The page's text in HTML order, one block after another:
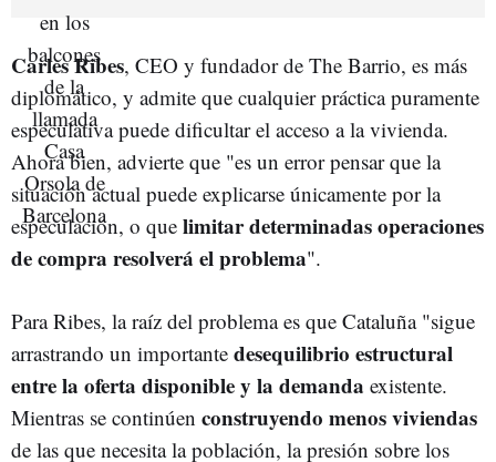
Carles Ribes, CEO y fundador de The Barrio, es más
diplomático, y admite que cualquier práctica puramente
especulativa puede dificultar el acceso a la vivienda.
Ahora bien, advierte que "es un error pensar que la
situación actual puede explicarse únicamente por la
especulación, o que limitar determinadas operaciones
de compra resolverá el problema".
Para Ribes, la raíz del problema es que Cataluña "sigue
arrastrando un importante desequilibrio estructural
entre la oferta disponible y la demanda existente.
Mientras se continúen construyendo menos viviendas
de las que necesita la población, la presión sobre los